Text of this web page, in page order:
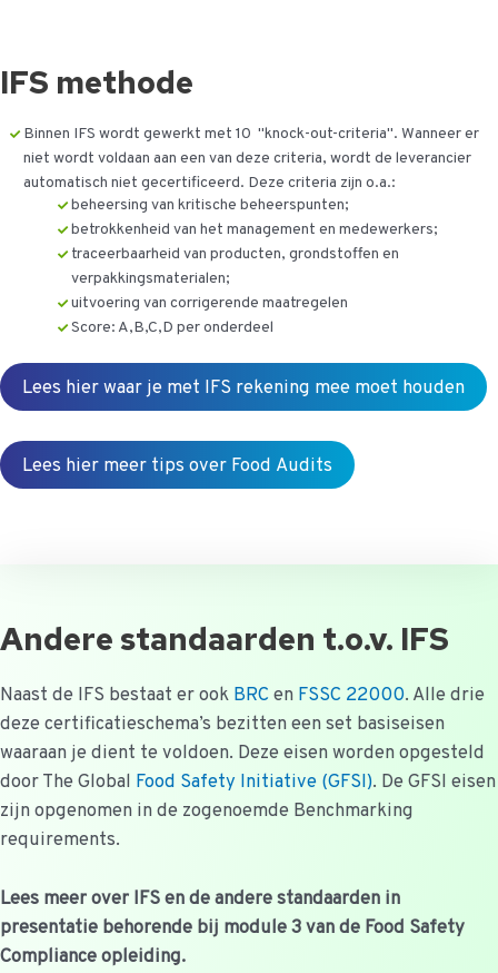
IFS methode
Binnen IFS wordt gewerkt met 10 "knock-out-criteria". Wanneer er
niet wordt voldaan aan een van deze criteria, wordt de leverancier
automatisch niet gecertificeerd. Deze criteria zijn o.a.:
beheersing van kritische beheerspunten;
betrokkenheid van het management en medewerkers;
traceerbaarheid van producten, grondstoffen en
verpakkingsmaterialen;
uitvoering van corrigerende maatregelen
Score: A,B,C,D per onderdeel
Lees hier waar je met IFS rekening mee moet houden
Lees hier meer tips over Food Audits
Andere standaarden t.o.v. IFS
Naast de IFS bestaat er ook BRC en FSSC 22000. Alle drie
deze certificatieschema’s bezitten een set basiseisen
waaraan je dient te voldoen. Deze eisen worden opgesteld
door The Global Food Safety Initiative (GFSI). De GFSI eisen
zijn opgenomen in de zogenoemde Benchmarking
requirements.
Lees meer over IFS en de andere standaarden in
presentatie behorende bij module 3 van de Food Safety
Compliance opleiding.